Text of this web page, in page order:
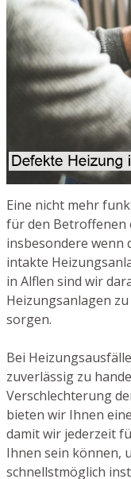
Eine nicht mehr
für den Betroffenen
insbesondere wenn
intakte
in Alflen sind wir
Heizungsanlagen
sorgen.
Bei
zuverlässig zu
Verschlechterung
bieten wir Ihnen
damit wir jederzeit
Ihnen sein können,
schnellstmöglich